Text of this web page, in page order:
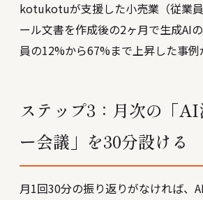
kotukotuが支援した小売業（従業
ール文書を作成後の2ヶ月で生成AI
員の12%から67%まで上昇した事例
ステップ3：月次の「AI
ー会議」を30分設ける
月1回30分の振り返りがなければ、